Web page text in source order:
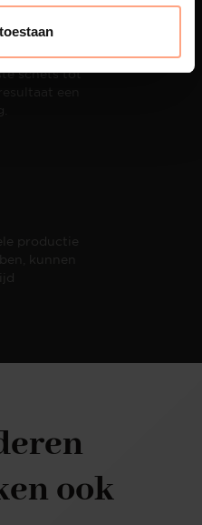
schets tot
productie
kunnen
ook